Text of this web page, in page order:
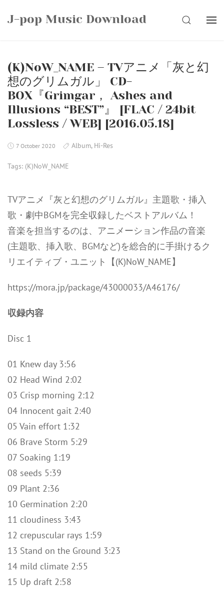
J-pop Music Download SEARCH
(K)NoW_NAME – TVアニメ「灰と幻
想のグリムガル」 CD-
BOX『Grimgar， Ashes and
Illusions “BEST”』 [FLAC / 24bit
Lossless / WEB] [2016.05.18]
7 October 2020 Album, Hi-Res
Tags: (K)NoW_NAME
TVアニメ『灰と幻想のグリムガル』主題歌・挿入
歌・劇中BGMを完全収録したベストアルバム！
音楽を担当するのは、アニメーション作品の音楽
(主題歌、挿入歌、BGMなど)を総合的に手掛けるク
リエイティブ・ユニット【(K)NoW_NAME】
https://mora.jp/package/43000033/A46176/
収録内容
Disc 1
01 Knew day 3:56
02 Head Wind 2:02
03 Crisp morning 2:12
04 Innocent gait 2:40
05 Vain effort 1:32
06 Brave Storm 5:29
07 Soaking 1:19
08 seeds 5:39
09 Plant 2:36
10 Germination 2:20
11 cloudiness 3:43
12 crepuscular rays 1:59
13 Stand on the Ground 3:23
14 mild climate 2:55
15 Up draft 2:58